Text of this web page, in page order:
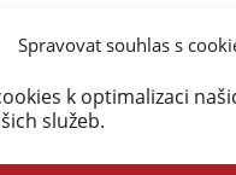
Spravovat souhlas s
k optimalizaci
služeb.